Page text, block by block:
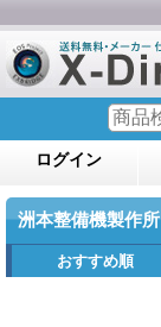
ログイン
洲本整備機製作所
おすすめ順